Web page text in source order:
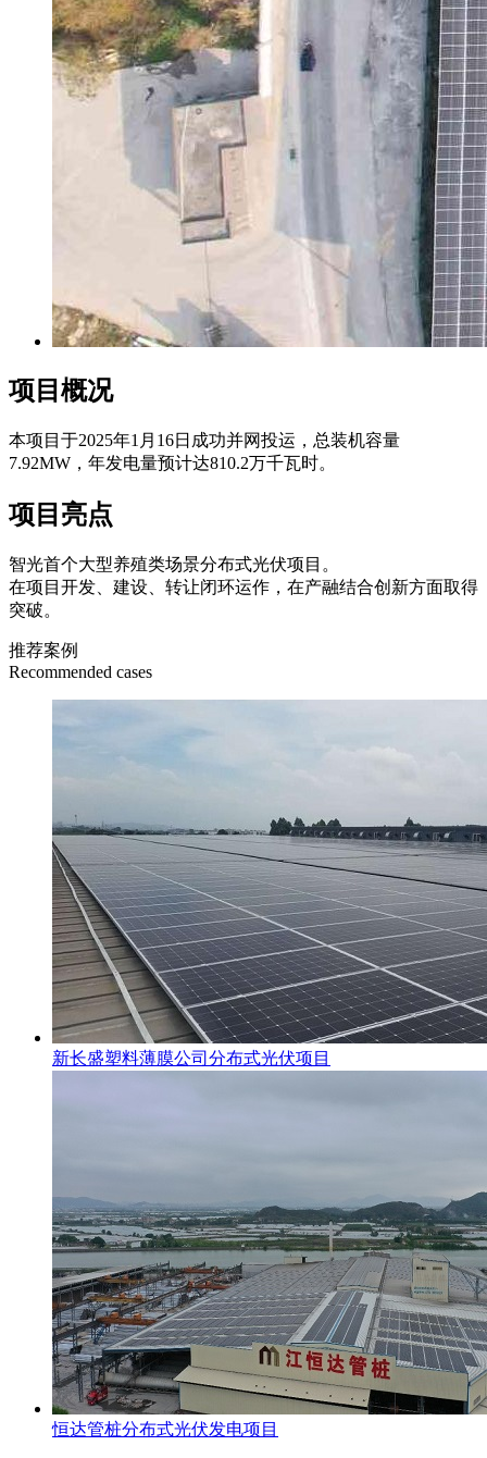
项目概况
本项目于2025年1月16日成功并网投运，总装机容量
7.92MW，年发电量预计达810.2万千瓦时。
项目亮点
智光首个大型养殖类场景分布式光伏项目。
在项目开发、建设、转让闭环运作，在产融结合创新方面取得
突破。
推荐案例
Recommended cases
新长盛塑料薄膜公司分布式光伏项目
恒达管桩分布式光伏发电项目